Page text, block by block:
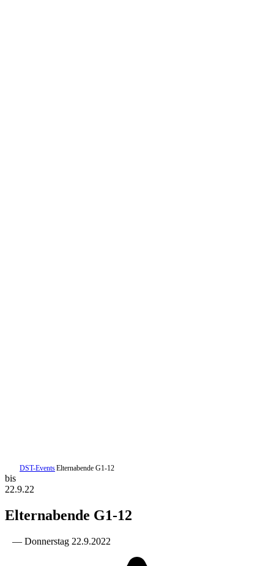
DST-EventsElternabende G1-12
bis
22.9.22
Elternabende G1-12
— Donnerstag 22.9.2022